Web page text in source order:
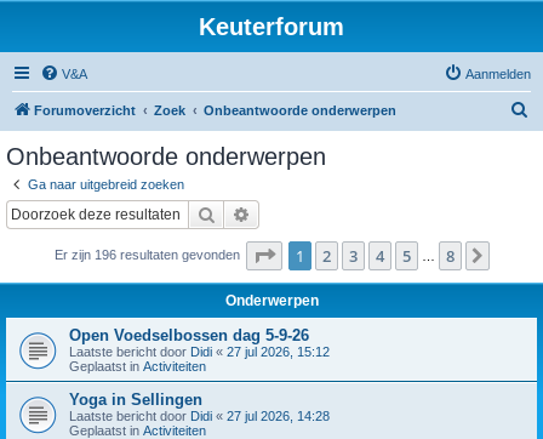
Keuterforum
V&A Aanmelden
Forumoverzicht Zoek Onbeantwoorde onderwerpen
Onbeantwoorde onderwerpen
Ga naar uitgebreid zoeken
Zoek
Er zijn 196 resultaten gevonden Pagina van 8
1 2 3 4 5 8
Onderwerpen
Open Voedselbossen dag 5-9-26
Laatste bericht door Didi « 27 jul 2026, 15:12
Geplaatst in Activiteiten
Yoga in Sellingen
Laatste bericht door Didi « 27 jul 2026, 14:28
Geplaatst in Activiteiten